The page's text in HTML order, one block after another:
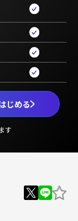
じめる
す